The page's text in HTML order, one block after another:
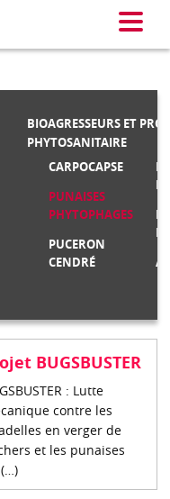
Menu
BIOAGRESSEURS ET
PHYTOSANITAIRE
CARPOCAPSE
PUNAISES
PHYTOPHAGES
PUCERON
CENDRÉ
BUGSBUSTER
: Lutte
contre les
en verger de
et les punaises